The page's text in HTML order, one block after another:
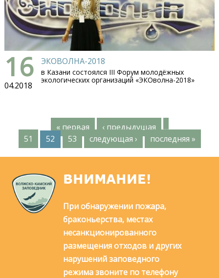
16
04.2018
ЭКОВОЛНА-2018
в Казани состоялся III Форум молодёжных
экологических организаций «ЭКОволна-2018»
т
« первая ‹ предыдущая
…
51
52 53 следующая › последняя »
ВНИМАНИЕ!
При обнаружении пожара,
браконьерства, местах
несанкционированного
размещения отходов и других
нарушений заповедного
режима звоните по телефону